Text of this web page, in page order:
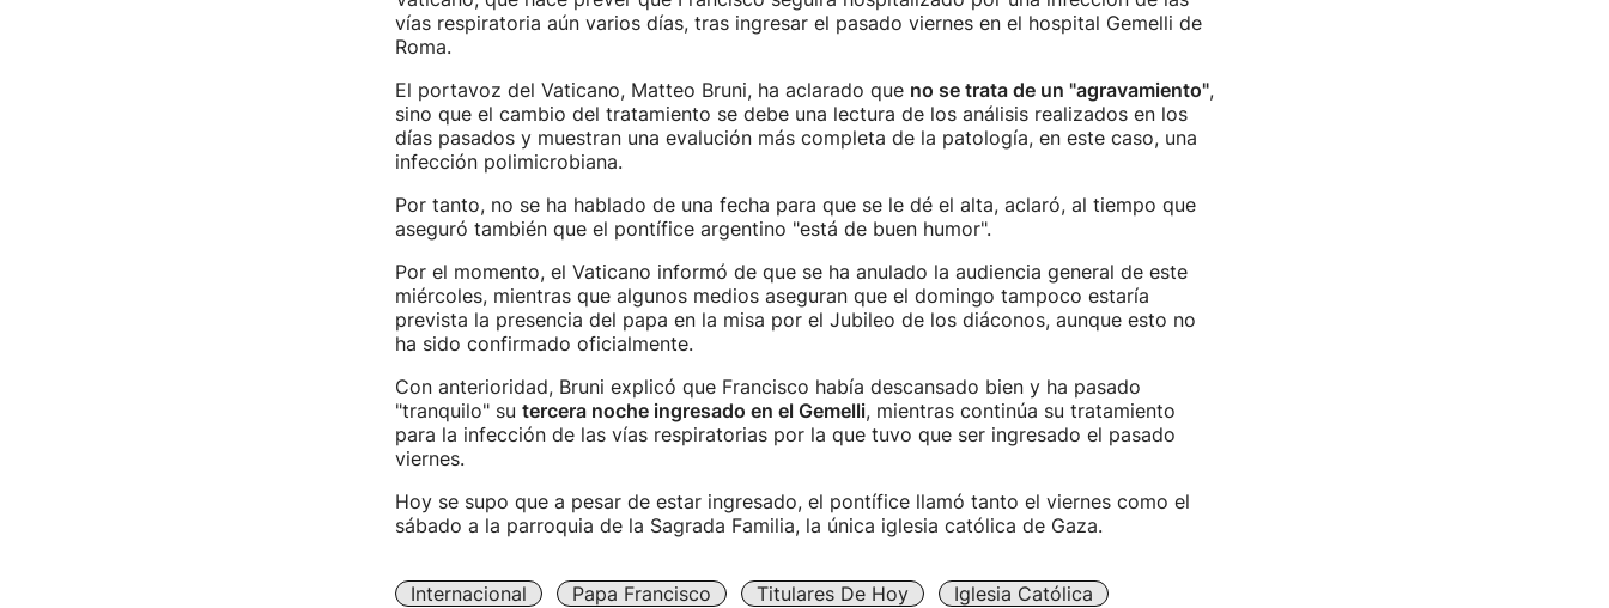
vías respiratoria aún varios días, tras ingresar el pasado viernes en el hospital Gemelli de
Roma.
El portavoz del Vaticano, Matteo Bruni, ha aclarado que no se trata de un "agravamiento",
sino que el cambio del tratamiento se debe una lectura de los análisis realizados en los
días pasados y muestran una evalución más completa de la patología, en este caso, una
infección polimicrobiana.
Por tanto, no se ha hablado de una fecha para que se le dé el alta, aclaró, al tiempo que
aseguró también que el pontífice argentino "está de buen humor".
Por el momento, el Vaticano informó de que se ha anulado la audiencia general de este
miércoles, mientras que algunos medios aseguran que el domingo tampoco estaría
prevista la presencia del papa en la misa por el Jubileo de los diáconos, aunque esto no
ha sido confirmado oficialmente.
Con anterioridad, Bruni explicó que Francisco había descansado bien y ha pasado
"tranquilo" su tercera noche ingresado en el Gemelli, mientras continúa su tratamiento
para la infección de las vías respiratorias por la que tuvo que ser ingresado el pasado
viernes.
Hoy se supo que a pesar de estar ingresado, el pontífice llamó tanto el viernes como el
sábado a la parroquia de la Sagrada Familia, la única iglesia católica de Gaza.
Internacional Papa Francisco Titulares De Hoy Iglesia Católica